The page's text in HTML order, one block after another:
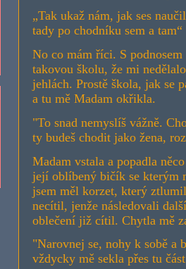
„Tak ukaž nám, jak ses
tady po chodníku sem a
No co mám říci. S
takovou školu, že mi
jehlách. Prostě škola, jak se
a tu mě Madam okřikla.
"To snad nemyslíš vážně.
ty budeš chodit jako žena,
Madam vstala a popadla
její oblíbený bičík se kterým
jsem měl korzet, který
necítil, jenže následovali
oblečení již cítil. Chytla mě
"Narovnej se, nohy k sobě a
vždycky mě sekla přes tu